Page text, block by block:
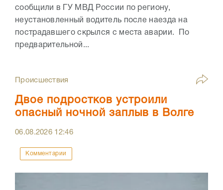
сообщили в ГУ МВД России по региону,
неустановленный водитель после наезда на
пострадавшего скрылся с места аварии. По
предварительной...
Происшествия
Двое подростков устроили
опасный ночной заплыв в Волге
06.08.2026 12:46
Комментарии